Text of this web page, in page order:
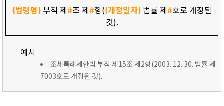
{법령명}부칙 제#조 제#항({개정일자}법률 제#호로 개정된
것).
예시
조세특례제한법 부칙 제15조 제2항(2003. 12. 30. 법률 제
7003호로 개정된 것).